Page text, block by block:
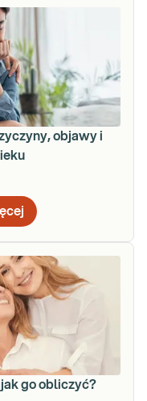
objawy i
go obliczyć?